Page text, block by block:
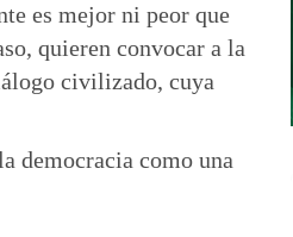
es mejor ni peor que
quieren convocar a la
civilizado, cuya
democracia como una